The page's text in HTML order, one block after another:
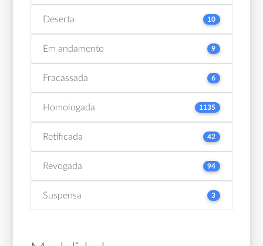
Deserta 10
Em andamento 9
Fracassada 6
Homologada 1135
Retificada 42
Revogada 94
Suspensa 3